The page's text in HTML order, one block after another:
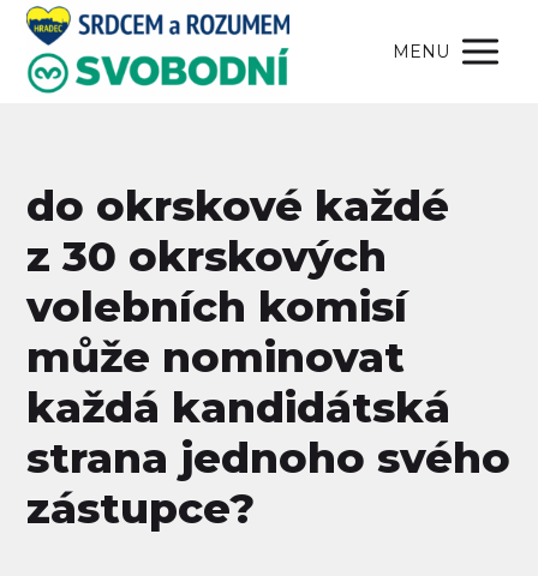
MENU
do okrskové každé
z 30 okrskových
volebních komisí
může nominovat
každá kandidátská
strana jednoho svého
zástupce?